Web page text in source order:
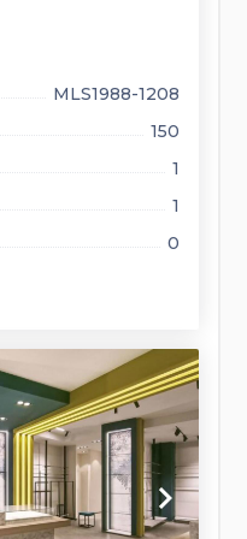
MLS1988-1208
150
1
1
0
keyboard_arrow_right